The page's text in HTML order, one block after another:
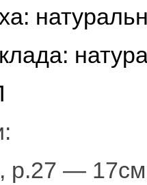
р.27 —